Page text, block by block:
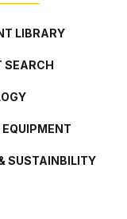
LIBRARY
SEARCH
SUSTAINBILITY